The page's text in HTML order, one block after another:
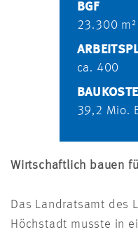
BGF
23.300 m²
ca. 400
39,2 Mio.
Wirtschaftlich bauen
Das Landratsamt des
Höchstadt musste in